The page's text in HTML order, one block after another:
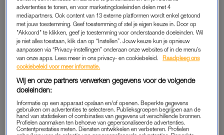
op de crosstrainer in ging, dat ik goed moest onthouden ‘dat ik
dit mezelf had aangedaan’.
Sociale media hebben
vreemdgaan veranderd, laat
boek: 'Welke waarde hechten
we aan welke berichten?'
advertenties te tonen, en voor marketingdoeleinden delen met 4
mediapartners. Ook content van 13 externe platformen wordt enkel getoond
met jouw toestemming. Geef toestemming of stel je eigen keuze in. Door op
"Akkoord" te klikken, geef je toestemming voor onderstaande doeleinden. Wil
je niet alles toestaan, klik dan op “Instellen”. Jouw keuze kun je opnieuw
aanpassen via “Privacy-instellingen” onderaan onze websites of in de menu’s
van onze apps. Lees meer in ons privacy- en cookiebeleid.
Raadpleeg ons
cookiebeleid voor meer informatie.
Wij en onze partners verwerken gegevens voor de volgende
doeleinden:
Informatie op een apparaat opslaan en/of openen. Beperkte gegevens
gebruiken om advertenties te selecteren. Publieksgroepen begrijpen aan de
hand van statistieken of combinaties van gegevens uit verschillende bronnen.
Profielen aanmaken ten behoeve van gepersonaliseerde advertenties.
Contentprestaties meten. Diensten ontwikkelen en verbeteren. Profielen